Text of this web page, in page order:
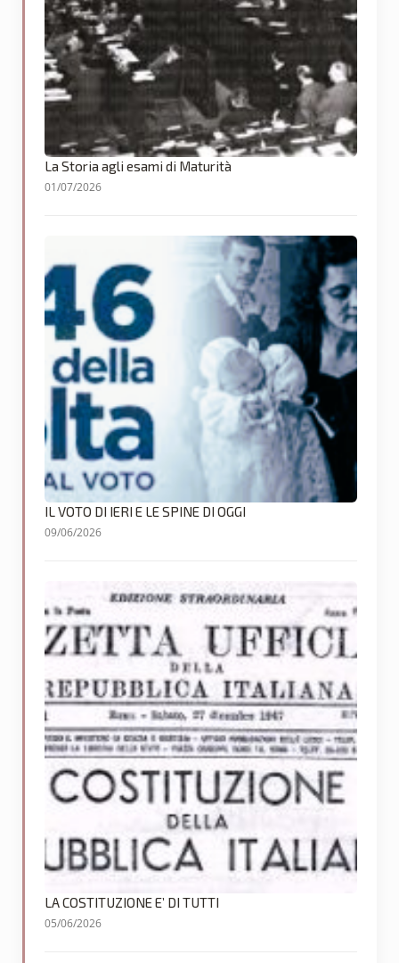
La Storia agli esami di Maturità
01/07/2026
IL VOTO DI IERI E LE SPINE DI OGGI
09/06/2026
LA COSTITUZIONE E’ DI TUTTI
05/06/2026